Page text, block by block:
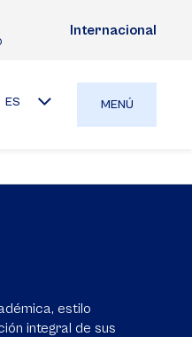
Internacional
ES MENÚ
estilo
integral de sus